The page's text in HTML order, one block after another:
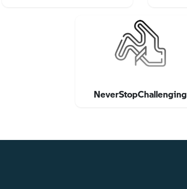
NeverStopChallenging